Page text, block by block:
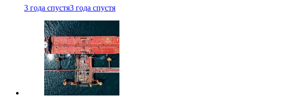
3 года спустя3 года спустя